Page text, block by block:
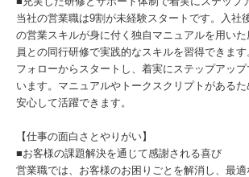
当社の営業職は9割が未経験スタートです。入社
の営業スキルが身に付く独自マニュアルを用い
員との同行研修で実践的なスキルを習得できま
フォローからスタートし、着実にステップアッ
います。マニュアルやトークスクリプトがある
安心して活躍できます。
【仕事の面白さとやりがい】
■お客様の課題解決を通じて感謝される喜び
営業職では、お客様のお困りごとを解消し、最